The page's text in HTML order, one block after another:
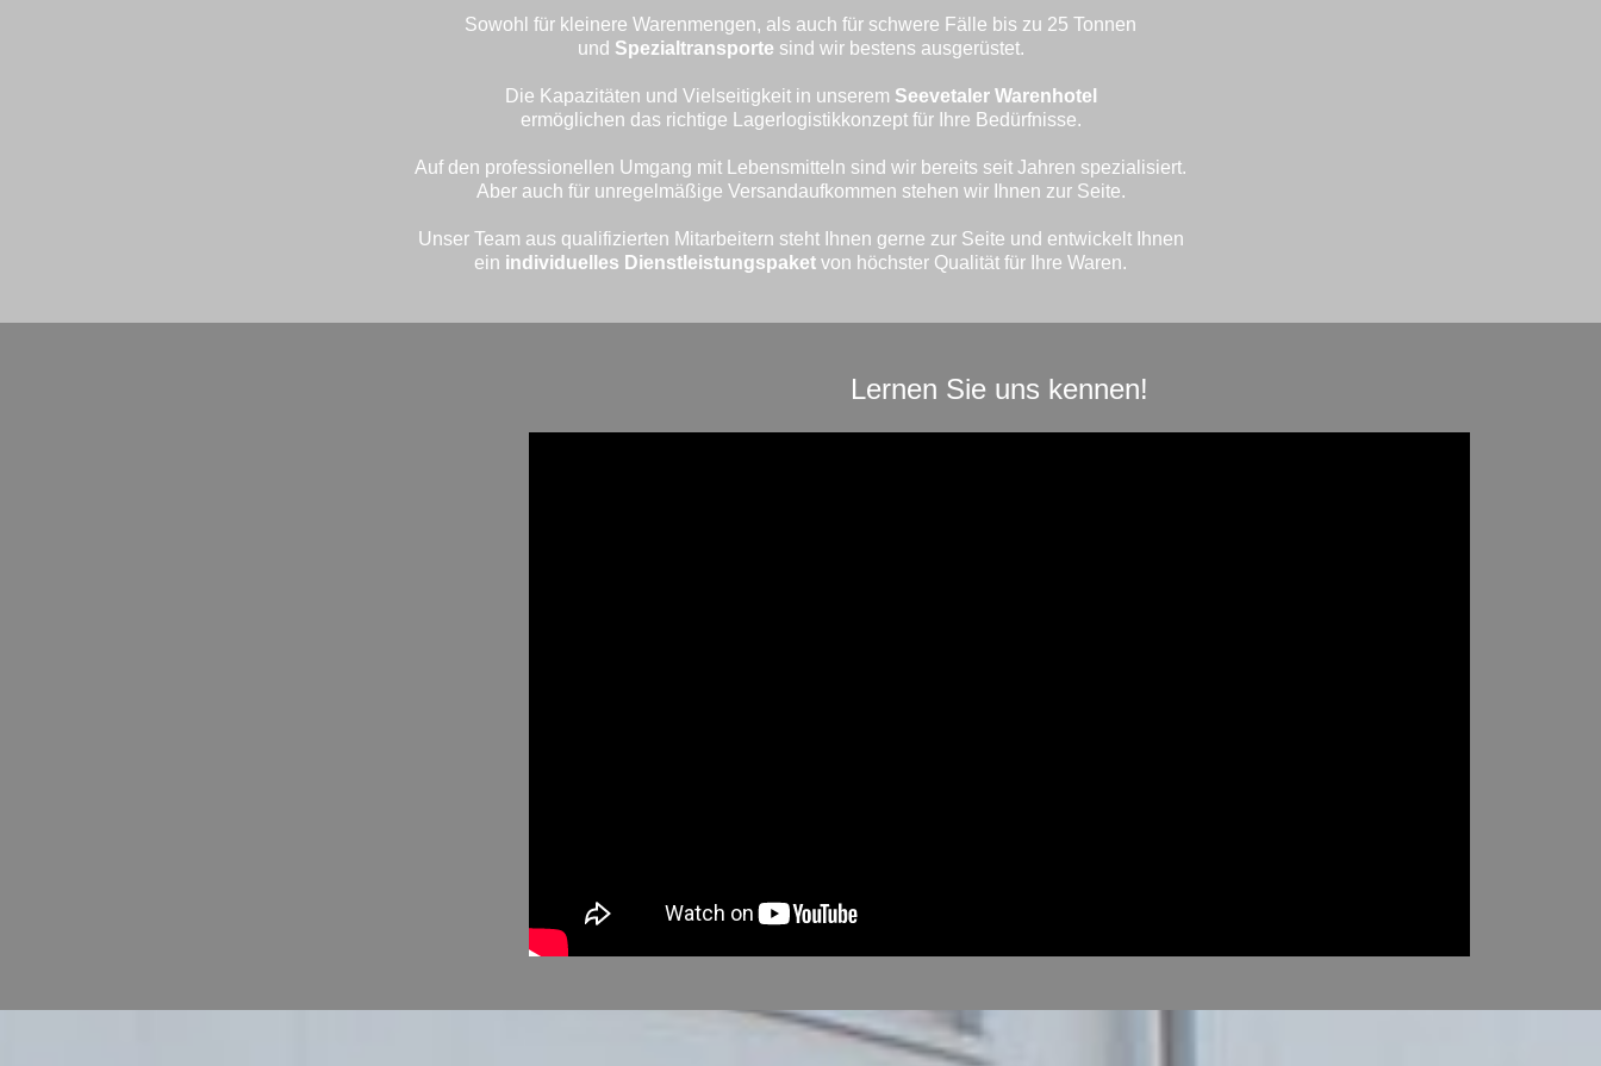
Sowohl für kleinere Warenmengen, als auch für schwere Fälle bis zu 25 Tonnen
und Spezialtransporte sind wir bestens ausgerüstet.
Die Kapazitäten und Vielseitigkeit in unserem Seevetaler Warenhotel
ermöglichen das richtige Lagerlogistikkonzept für Ihre Bedürfnisse.
Auf den professionellen Umgang mit Lebensmitteln sind wir bereits seit Jahren spezialisiert.
Aber auch für unregelmäßige Versandaufkommen stehen wir Ihnen zur Seite.
Unser Team aus qualifizierten Mitarbeitern steht Ihnen gerne zur Seite und entwickelt Ihnen
ein individuelles Dienstleistungspaket von höchster Qualität für Ihre Waren.
Lernen Sie uns kennen!